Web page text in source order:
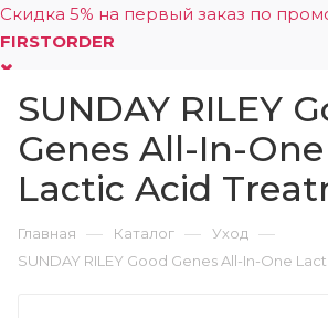
Скидка 5% на первый заказ по
FIRSTORDER
SUNDAY RILEY
Genes All-In-One
Lactic Acid
Главная — Каталог — Уход —
SUNDAY RILEY Good Genes All-In-One